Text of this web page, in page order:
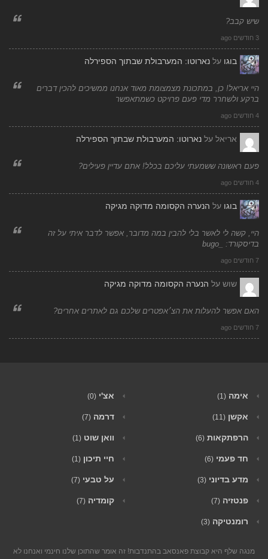
שיש קבב?
3 חודשים ago
בוגו על נארוטו: המערבולת שבתוך הספירלה
היי אריאל! כן, במתכונת מצמצומת מאוד אנחנו ממשיכים להכין דברים
ברקע ולשחרר מדי פעם פרויקט כשמתאפשר
4 חודשים ago
אריאל על נארוטו: המערבולת שבתוך הספירלה
פעם ראשונה ששמעתי עליכם בכלל! אתם עדיין פעילים?
4 חודשים ago
בוגו על הנערה הקסומה מדוקה מגיקה
היי, קשה לי לאשר בלי להבין במה מדובר, אפשר לדבר איתי על זה
בדיסקורד: _bugo
7 חודשים ago
שוש על הנערה הקסומה מדוקה מגיקה
האם אפשר להעלות את הצ׳אפטרים שלכם גם לאתרים אחרים?
7 חודשים ago
אימה (1) אצ'י (0)
אקשן (11) דרמה (7)
הרפתקאות (6) וואן שוט (1)
חד פעמי (6) חיי תיכון (1)
מדע בדיוני (3) על טבעי (7)
פנטזיה (7) קומדיה (7)
רומנטיקה (3)
מנגה שלף היא קבוצת פאנסאב בהתנדבות! זה אומר שהתוכן שלנו חינמי ואנחנו לא